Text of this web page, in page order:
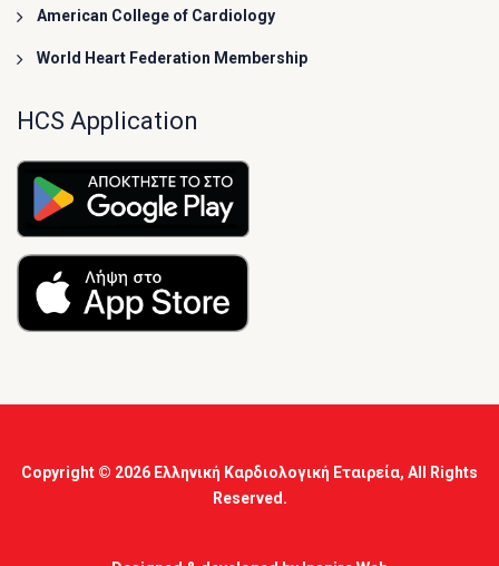
American College of Cardiology
World Heart Federation Membership
HCS Application
Copyright © 2026 Ελληνική Καρδιολογική Εταιρεία, All Rights
Reserved.